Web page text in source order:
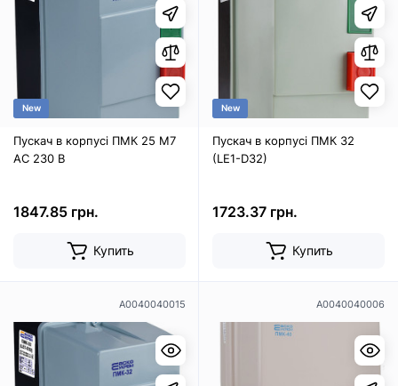
New
Пускач в корпусі ПМК 25 М7
AC 230 B
1847.85 грн.
Купить
New
Пускач в корпусі ПМК 32
(LE1-D32)
1723.37 грн.
Купить
A0040040015 A0040040006